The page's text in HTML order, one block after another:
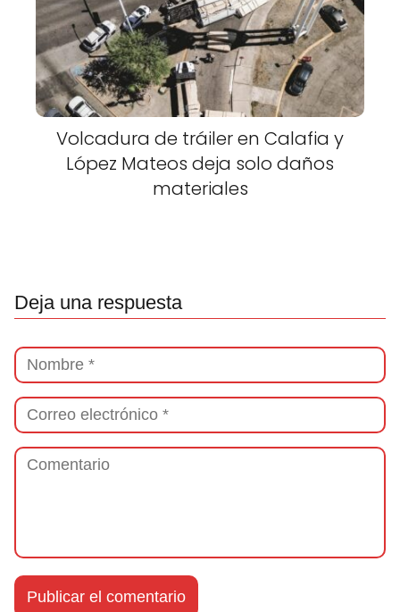
Volcadura de tráiler en Calafia y
López Mateos deja solo daños
materiales
Deja una respuesta